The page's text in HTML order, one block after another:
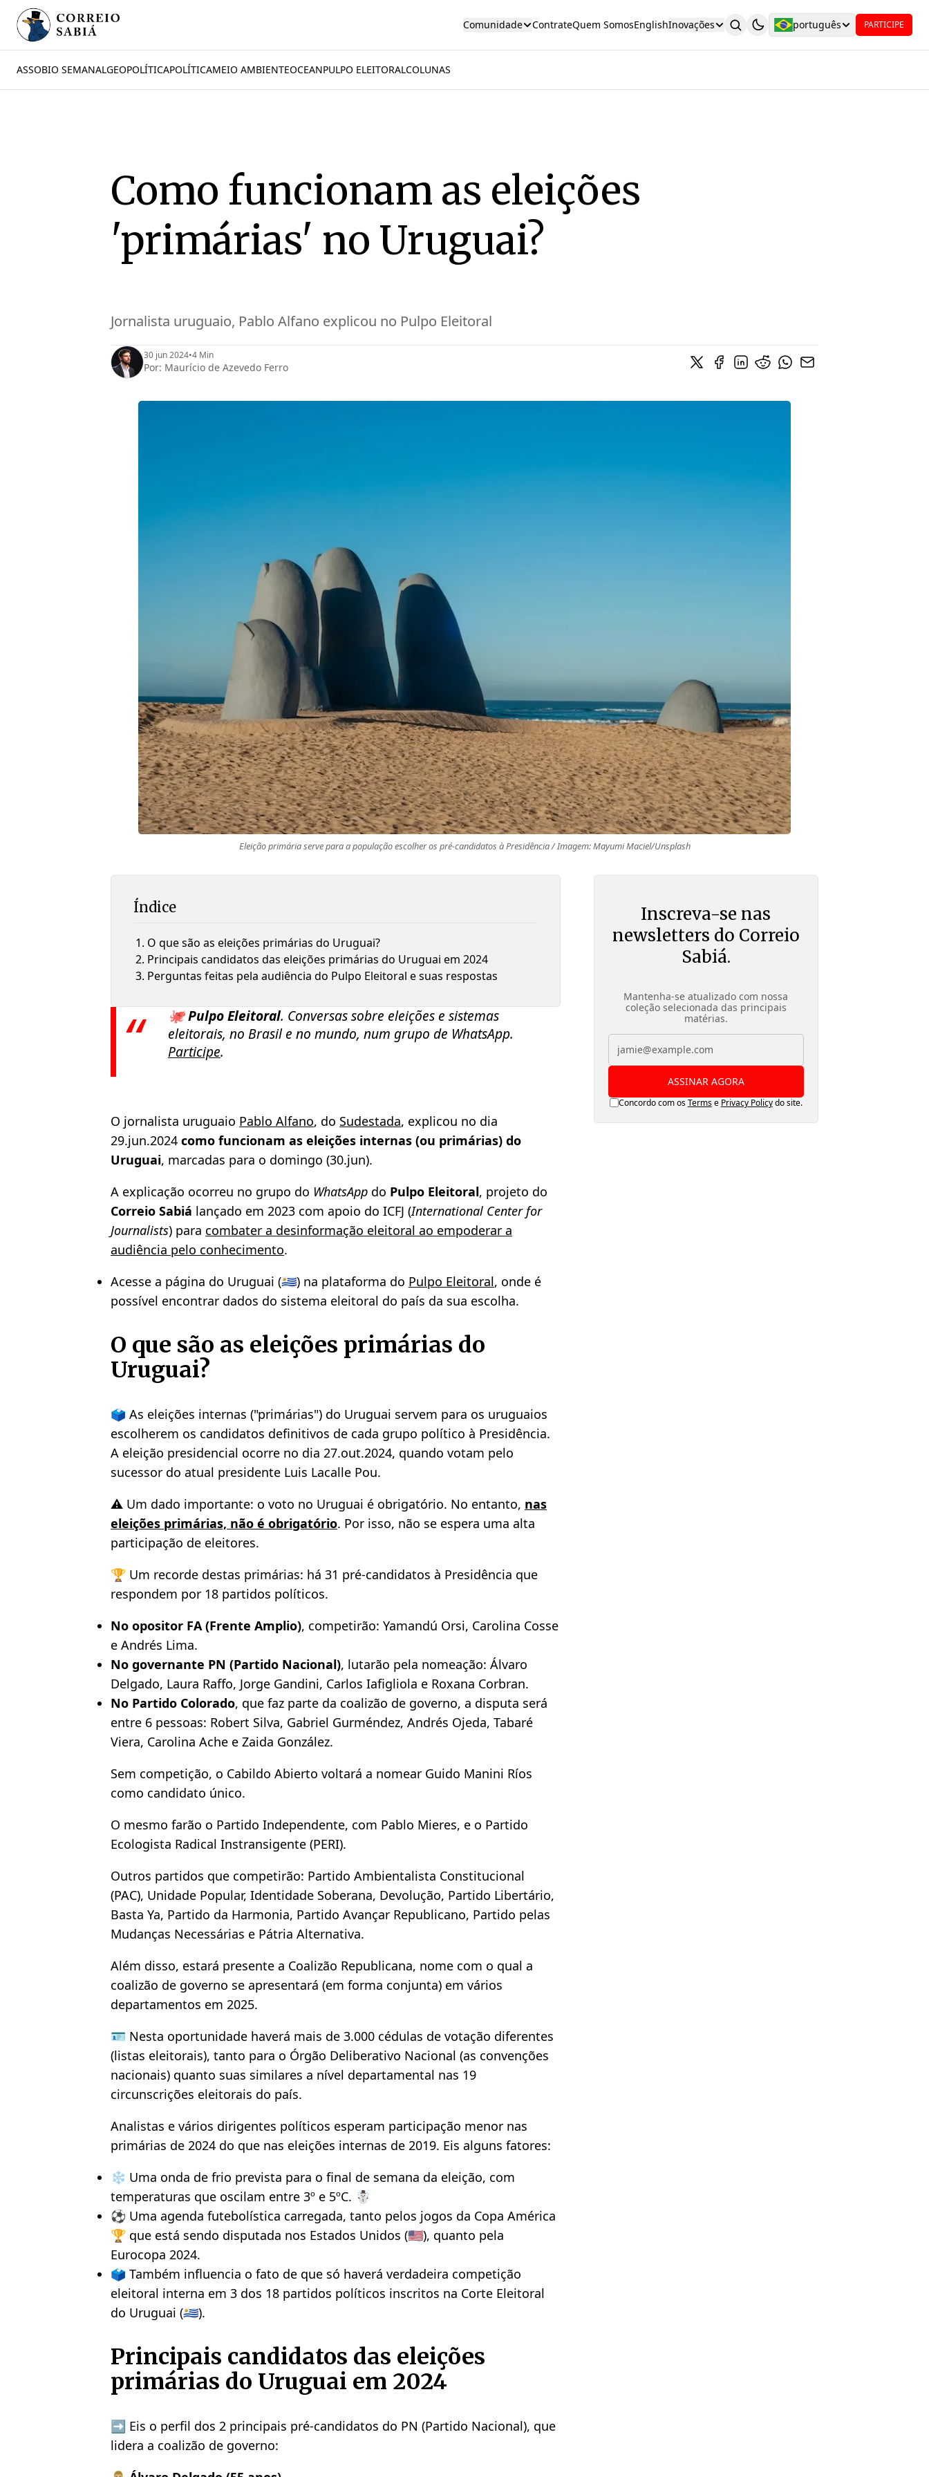
Comunidade ContrateQuem SomosEnglishInovações português PARTICIPE
ASSOBIO SEMANALGEOPOLÍTICAPOLÍTICAMEIO AMBIENTEOCEANPULPO ELEITORALCOLUNAS
Como funcionam as eleições
'primárias' no Uruguai?
Jornalista uruguaio, Pablo Alfano explicou no Pulpo Eleitoral
30 jun 2024•4 Min
Por: Maurício de Azevedo Ferro
Eleição primária serve para a população escolher os pré-candidatos à Presidência / Imagem: Mayumi Maciel/Unsplash
Índice
O que são as eleições primárias do Uruguai?
Principais candidatos das eleições primárias do Uruguai em 2024
Perguntas feitas pela audiência do Pulpo Eleitoral e suas respostas
🐙 Pulpo Eleitoral. Conversas sobre eleições e sistemas
eleitorais, no Brasil e no mundo, num grupo de WhatsApp.
Participe.
O jornalista uruguaio Pablo Alfano, do Sudestada, explicou no dia
29.jun.2024 como funcionam as eleições internas (ou primárias) do
Uruguai, marcadas para o domingo (30.jun).
A explicação ocorreu no grupo do WhatsApp do Pulpo Eleitoral, projeto do
Correio Sabiá lançado em 2023 com apoio do ICFJ (International Center for
Journalists) para combater a desinformação eleitoral ao empoderar a
audiência pelo conhecimento.
Acesse a página do Uruguai (🇺🇾) na plataforma do Pulpo Eleitoral, onde é
possível encontrar dados do sistema eleitoral do país da sua escolha.
O que são as eleições primárias do
Uruguai?
🗳️ As eleições internas ("primárias") do Uruguai servem para os uruguaios
escolherem os candidatos definitivos de cada grupo político à Presidência.
A eleição presidencial ocorre no dia 27.out.2024, quando votam pelo
sucessor do atual presidente Luis Lacalle Pou.
⚠️ Um dado importante: o voto no Uruguai é obrigatório. No entanto, nas
eleições primárias, não é obrigatório. Por isso, não se espera uma alta
participação de eleitores.
🏆 Um recorde destas primárias: há 31 pré-candidatos à Presidência que
respondem por 18 partidos políticos.
No opositor FA (Frente Amplio), competirão: Yamandú Orsi, Carolina Cosse
e Andrés Lima.
No governante PN (Partido Nacional), lutarão pela nomeação: Álvaro
Delgado, Laura Raffo, Jorge Gandini, Carlos Iafigliola e Roxana Corbran.
No Partido Colorado, que faz parte da coalizão de governo, a disputa será
entre 6 pessoas: Robert Silva, Gabriel Gurméndez, Andrés Ojeda, Tabaré
Viera, Carolina Ache e Zaida González.
Sem competição, o Cabildo Abierto voltará a nomear Guido Manini Ríos
como candidato único.
O mesmo farão o Partido Independente, com Pablo Mieres, e o Partido
Ecologista Radical Instransigente (PERI).
Outros partidos que competirão: Partido Ambientalista Constitucional
(PAC), Unidade Popular, Identidade Soberana, Devolução, Partido Libertário,
Basta Ya, Partido da Harmonia, Partido Avançar Republicano, Partido pelas
Mudanças Necessárias e Pátria Alternativa.
Além disso, estará presente a Coalizão Republicana, nome com o qual a
coalizão de governo se apresentará (em forma conjunta) em vários
departamentos em 2025.
🪪 Nesta oportunidade haverá mais de 3.000 cédulas de votação diferentes
(listas eleitorais), tanto para o Órgão Deliberativo Nacional (as convenções
nacionais) quanto suas similares a nível departamental nas 19
circunscrições eleitorais do país.
Analistas e vários dirigentes políticos esperam participação menor nas
primárias de 2024 do que nas eleições internas de 2019. Eis alguns fatores:
❄️ Uma onda de frio prevista para o final de semana da eleição, com
temperaturas que oscilam entre 3º e 5ºC. ☃️
⚽ Uma agenda futebolística carregada, tanto pelos jogos da Copa América
🏆 que está sendo disputada nos Estados Unidos (🇺🇸), quanto pela
Eurocopa 2024.
🗳️ Também influencia o fato de que só haverá verdadeira competição
eleitoral interna em 3 dos 18 partidos políticos inscritos na Corte Eleitoral
do Uruguai (🇺🇾).
Principais candidatos das eleições
primárias do Uruguai em 2024
➡️ Eis o perfil dos 2 principais pré-candidatos do PN (Partido Nacional), que
lidera a coalizão de governo:
Inscreva-se nas
newsletters do Correio
Sabiá.
Mantenha-se atualizado com nossa
coleção selecionada das principais
matérias.
ASSINAR AGORA
Concordo com osTermse Privacy Policydo site.